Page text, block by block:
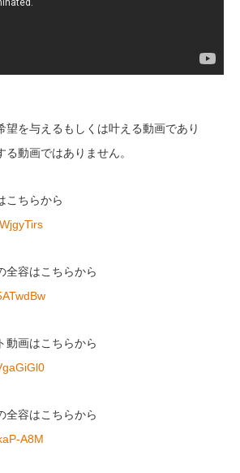
を与えるもしくは叶える動画であり
動画ではありません。
こちらから
全容はこちらから
動画はこちらから
全容はこちらから
A8M